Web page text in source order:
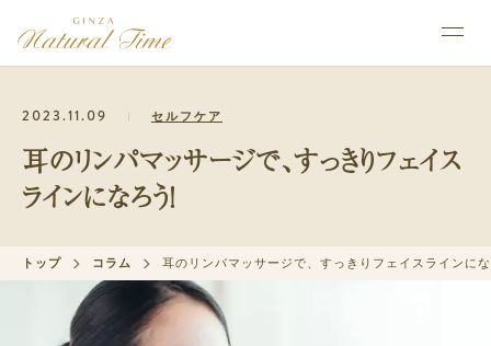
2023.11.09 セルフケア
耳のリンパマッサージで、すっきりフェイス
ラインになろう！
トップ コラム 耳のリンパマッサージで、すっきりフェイスラインに